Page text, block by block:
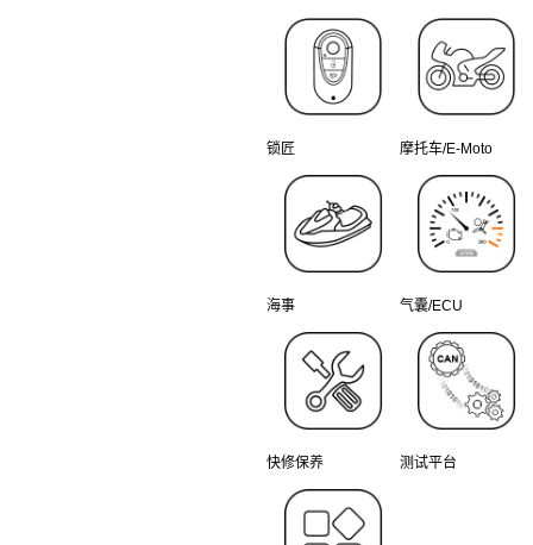
锁匠 摩托车/E-Moto
海事 气囊/ECU
快修保养 测试平台